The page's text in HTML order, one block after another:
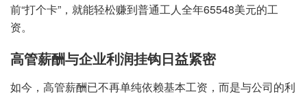
前“打个卡”，就能轻松赚到普通工人全年65548美元的工
资。
高管薪酬与企业利润挂钩日益紧密
如今，高管薪酬已不再单纯依赖基本工资，而是与公司的利